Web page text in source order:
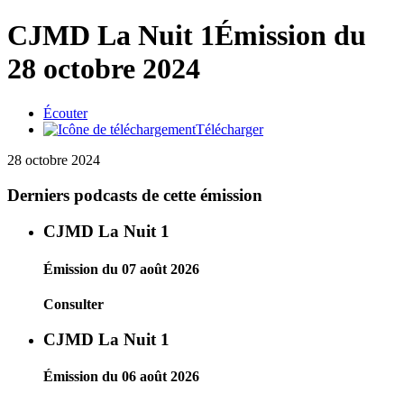
CJMD La Nuit 1Émission du
28 octobre 2024
Écouter
Télécharger
28 octobre 2024
Derniers podcasts de cette émission
CJMD La Nuit 1
Émission du 07 août 2026
Consulter
CJMD La Nuit 1
Émission du 06 août 2026